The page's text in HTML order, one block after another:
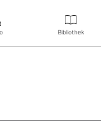
Bibliothek